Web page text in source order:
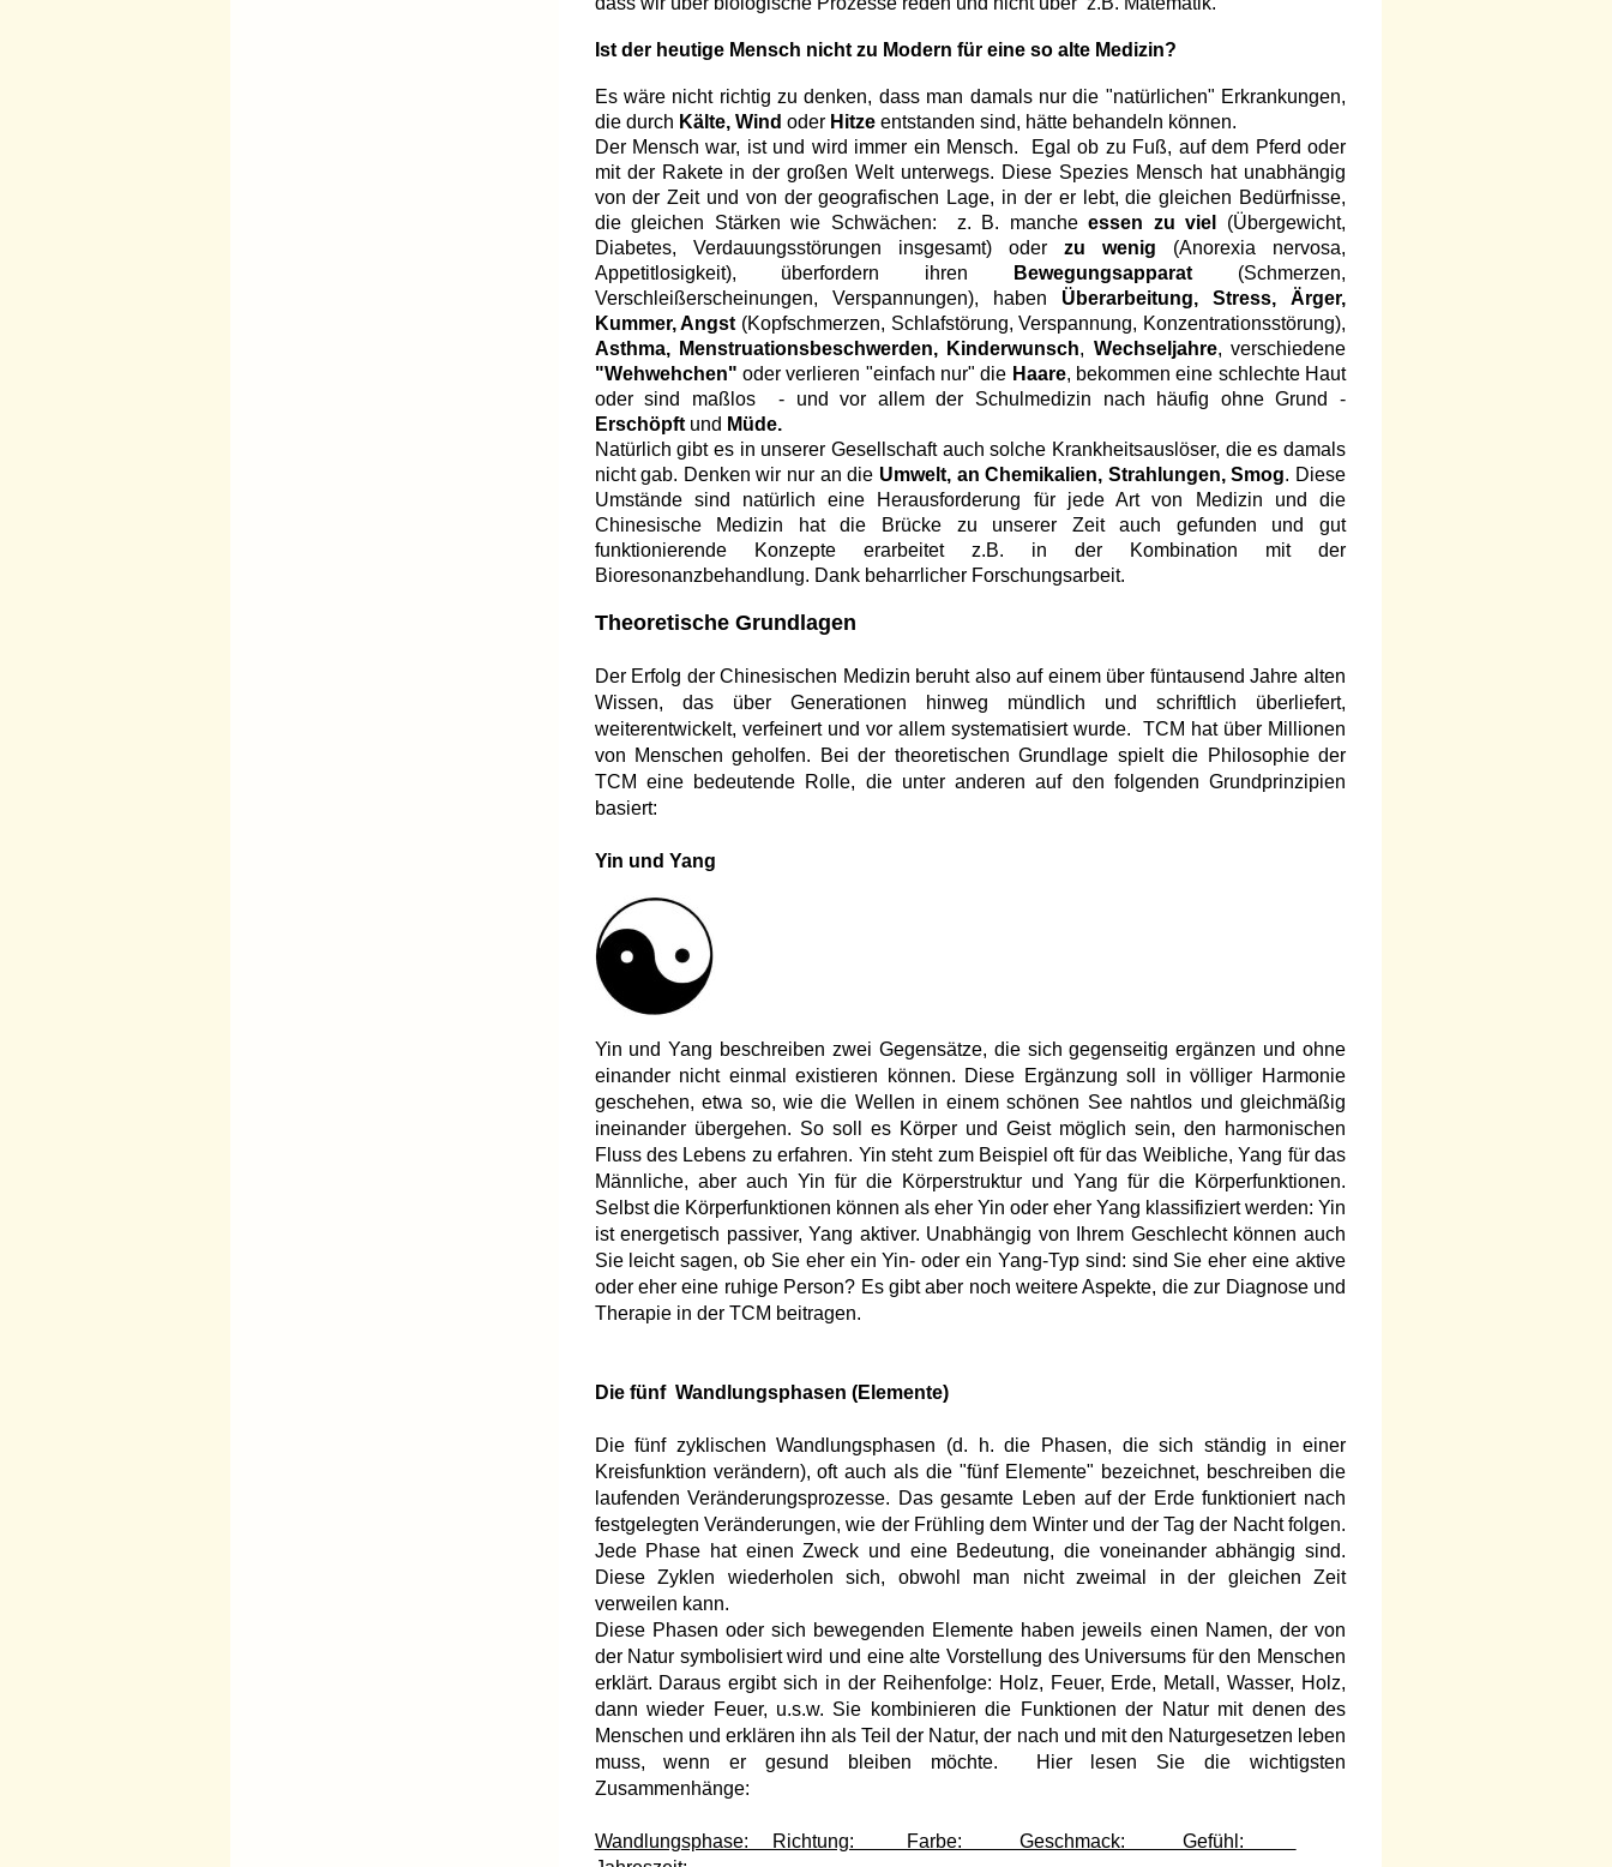
Ist der heutige Mensch nicht zu Modern für eine so alte Medizin?
Es wäre nicht richtig zu denken, dass man damals nur die "natürlichen" Erkrankungen,
die durch Kälte, Wind oder Hitzeentstanden sind, hätte behandeln können.
Der Mensch war, ist und wird immer ein Mensch. Egal ob zu Fuß, auf dem Pferd oder
mit der Rakete in der großen Welt unterwegs. Diese Spezies Mensch hat unabhängig
von der Zeit und von der geografischen Lage, in der er lebt, die gleichen Bedürfnisse,
die gleichen Stärken wie Schwächen: z. B. mancheessen zu viel
(Übergewicht,
Diabetes, Verdauungsstörungen insgesamt) oder zu wenig (Anorexia nervosa,
Appetitlosigkeit), überfordern ihren
Bewegungsapparat (Schmerzen,
Verschleißerscheinungen, Verspannungen), haben Überarbeitung, Stress, Ärger,
Kummer, Angst (Kopfschmerzen, Schlafstörung, Verspannung, Konzentrationsstörung),
Asthma, Menstruationsbeschwerden, Kinderwunsch, Wechseljahre, verschiedene
"Wehwehchen" oder verlieren "einfach nur" die Haare, bekommen eine schlechte Haut
oder sind maßlos - und vor allem der Schulmedizin nach häufig ohne Grund -
Erschöpftund Müde.
Natürlich gibt es in unserer Gesellschaft auch solche Krankheitsauslöser, die es damals
nicht gab. Denken wir nur an die Umwelt, an Chemikalien, Strahlungen, Smog. Diese
Umstände sind natürlich eine Herausforderung für jede Art von Medizin und die
Chinesische Medizin hat die Brücke zu unserer Zeit auch gefunden und gut
funktionierende Konzepte erarbeitet z.B. in der Kombination mit der
Bioresonanzbehandlung. Dank beharrlicher Forschungsarbeit.
Theoretische Grundlagen
Der Erfolg der Chinesischen Medizin beruht also auf einem über füntausend Jahre alten
Wissen, das über Generationen hinweg mündlich und schriftlich überliefert,
weiterentwickelt, verfeinert und vor allem systematisiert wurde. TCM hat über Millionen
von Menschen geholfen. Bei der theoretischen Grundlage spielt die Philosophie der
TCM eine bedeutende Rolle, die unter anderen auf den folgenden Grundprinzipien
basiert:
Yin und Yang
Yin und Yang beschreiben zwei Gegensätze, die sich gegenseitig ergänzen und ohne
einander nicht einmal existieren können. Diese Ergänzung soll in völliger Harmonie
geschehen, etwa so, wie die Wellen in einem schönen See nahtlos und gleichmäßig
ineinander übergehen. So soll es Körper und Geist möglich sein, den harmonischen
Fluss des Lebens zu erfahren. Yin steht zum Beispiel oft für das Weibliche, Yang für das
Männliche, aber auch Yin für die Körperstruktur und Yang für die Körperfunktionen.
Selbst die Körperfunktionen können als eher Yin oder eher Yang klassifiziert werden: Yin
ist energetisch passiver, Yang aktiver. Unabhängig von Ihrem Geschlecht können auch
Sie leicht sagen, ob Sie eher ein Yin- oder ein Yang-Typ sind: sind Sie eher eine aktive
oder eher eine ruhige Person? Es gibt aber noch weitere Aspekte, die zur Diagnose und
Therapie in der TCM beitragen.
Die fünf Wandlungsphasen (Elemente)
Die fünf zyklischen Wandlungsphasen (d. h. die Phasen, die sich ständig in einer
Kreisfunktion verändern), oft auch als die "fünf Elemente" bezeichnet, beschreiben die
laufenden Veränderungsprozesse. Das gesamte Leben auf der Erde funktioniert nach
festgelegten Veränderungen, wie der Frühling dem Winter und der Tag der Nacht folgen.
Jede Phase hat einen Zweck und eine Bedeutung, die voneinander abhängig sind.
Diese Zyklen wiederholen sich, obwohl man nicht zweimal in der gleichen Zeit
verweilen kann.
Diese Phasen oder sich bewegenden Elemente haben jeweils einen Namen, der von
der Natur symbolisiert wird und eine alte Vorstellung des Universums für den Menschen
erklärt. Daraus ergibt sich in der Reihenfolge: Holz, Feuer, Erde, Metall, Wasser, Holz,
dann wieder Feuer, u.s.w. Sie kombinieren die Funktionen der Natur mit denen des
Menschen und erklären ihn als Teil der Natur, der nach und mit den Naturgesetzen leben
muss, wenn er gesund bleiben möchte. Hier lesen Sie die wichtigsten
Zusammenhänge:
Wandlungsphase: Richtung: Farbe: Geschmack: Gefühl: